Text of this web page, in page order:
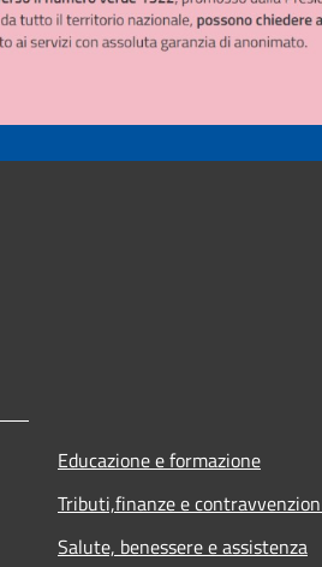
Educazione e formazione
Tributi,finanze e
Salute, benessere e assistenza